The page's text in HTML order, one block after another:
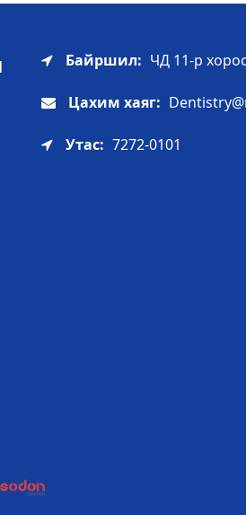
Байршил: ЧД 11-р
Цахим хаяг:
Утас: 7272-0101